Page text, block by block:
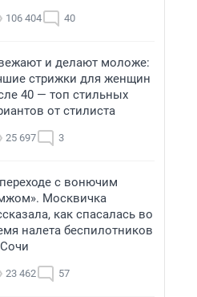
106 404 40
и делают моложе:
стрижки для женщин
40 — топ стильных
от стилиста
25 697 3
с вонючим
Москвичка
как спасалась во
налета беспилотников
23 462 57